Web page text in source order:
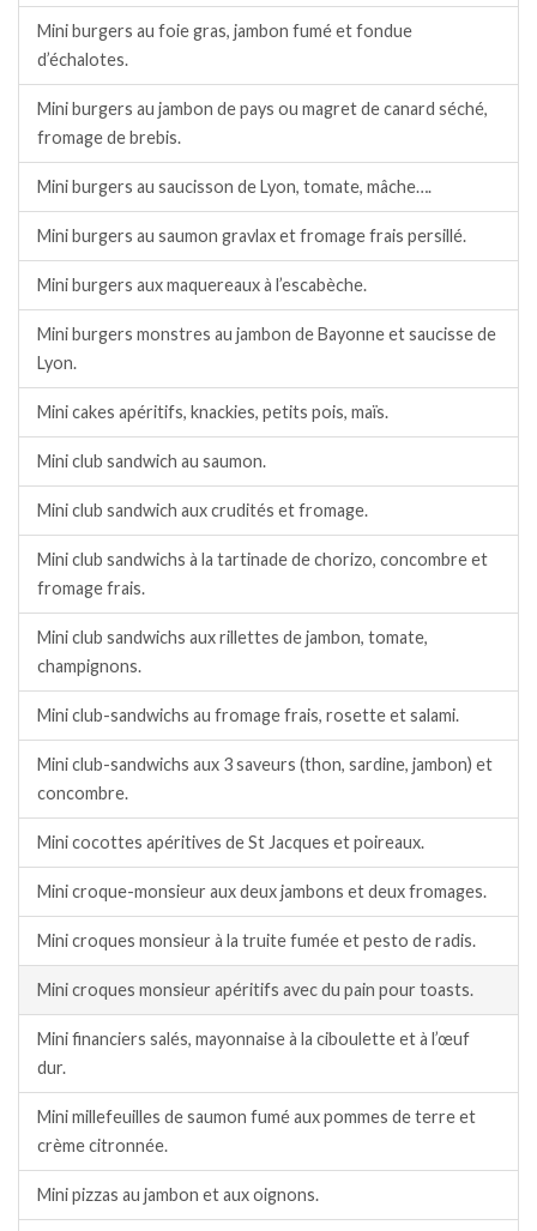
Mini burgers au foie gras, jambon fumé et fondue
d’échalotes.
Mini burgers au jambon de pays ou magret de canard séché,
fromage de brebis.
Mini burgers au saucisson de Lyon, tomate, mâche….
Mini burgers au saumon gravlax et fromage frais persillé.
Mini burgers aux maquereaux à l’escabèche.
Mini burgers monstres au jambon de Bayonne et saucisse de
Lyon.
Mini cakes apéritifs, knackies, petits pois, maïs.
Mini club sandwich au saumon.
Mini club sandwich aux crudités et fromage.
Mini club sandwichs à la tartinade de chorizo, concombre et
fromage frais.
Mini club sandwichs aux rillettes de jambon, tomate,
champignons.
Mini club-sandwichs au fromage frais, rosette et salami.
Mini club-sandwichs aux 3 saveurs (thon, sardine, jambon) et
concombre.
Mini cocottes apéritives de St Jacques et poireaux.
Mini croque-monsieur aux deux jambons et deux fromages.
Mini croques monsieur à la truite fumée et pesto de radis.
Mini croques monsieur apéritifs avec du pain pour toasts.
Mini financiers salés, mayonnaise à la ciboulette et à l’œuf
dur.
Mini millefeuilles de saumon fumé aux pommes de terre et
crème citronnée.
Mini pizzas au jambon et aux oignons.